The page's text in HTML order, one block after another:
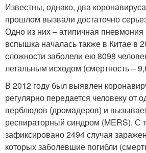
Известны, однако, два
прошлом вызвали достаточно
Одно из них – атипичная
вспышка началась также в Китае в
сложности заболели ею 8098
летальным исходом (смертность –
В 2012 году был выявлен
регулярно передается человеку от
верблюдов (дромадеров) и
респираторный синдром (MERS). С
зафиксировано 2494 случая
которых заболевшие погибли